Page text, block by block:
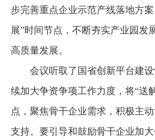
步完善重点企业示范产线落地方
展”时间节点，不断夯实产业园发
高质量发展。
会议听取了国省创新平台建
续加大争资争项工作力度，将“送
点，聚焦骨干企业需求，积极主
支持。要引导和鼓励骨干企业加